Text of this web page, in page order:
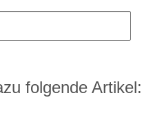
folgende Artikel: